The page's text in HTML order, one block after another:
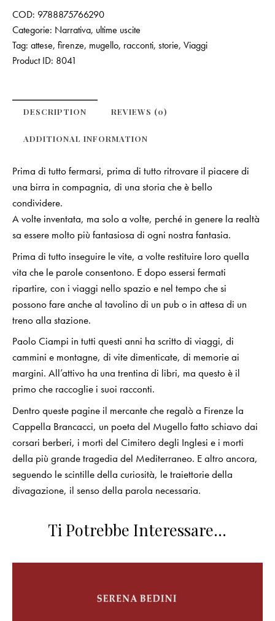
COD: 9788875766290
Categorie: Narrativa, ultime uscite
Tag: attese, firenze, mugello, racconti, storie, Viaggi
Product ID: 8041
DESCRIPTION REVIEWS (0)
ADDITIONAL INFORMATION
Prima di tutto fermarsi, prima di tutto ritrovare il piacere di
una birra in compagnia, di una storia che è bello
condividere.
A volte inventata, ma solo a volte, perché in genere la realtà
sa essere molto più fantasiosa di ogni nostra fantasia.
Prima di tutto inseguire le vite, a volte restituire loro quella
vita che le parole consentono. E dopo essersi fermati
ripartire, con i viaggi nello spazio e nel tempo che si
possono fare anche al tavolino di un pub o in attesa di un
treno alla stazione.
Paolo Ciampi in tutti questi anni ha scritto di viaggi, di
cammini e montagne, di vite dimenticate, di memorie ai
margini. All’attivo ha una trentina di libri, ma questo è il
primo che raccoglie i suoi racconti.
Dentro queste pagine il mercante che regalò a Firenze la
Cappella Brancacci, un poeta del Mugello fatto schiavo dai
corsari berberi, i morti del Cimitero degli Inglesi e i morti
della più grande tragedia del Mediterraneo. E altro ancora,
seguendo le scintille della curiosità, le traiettorie della
divagazione, il senso della parola necessaria.
Ti Potrebbe Interessare…